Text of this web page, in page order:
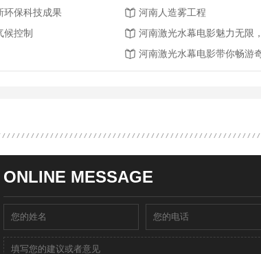
环保科技成果
河南人造雾工程
候控制
河南激光水幕电影魅力无限
河南激光水幕电影带你畅游奇
ONLINE MESSAGE